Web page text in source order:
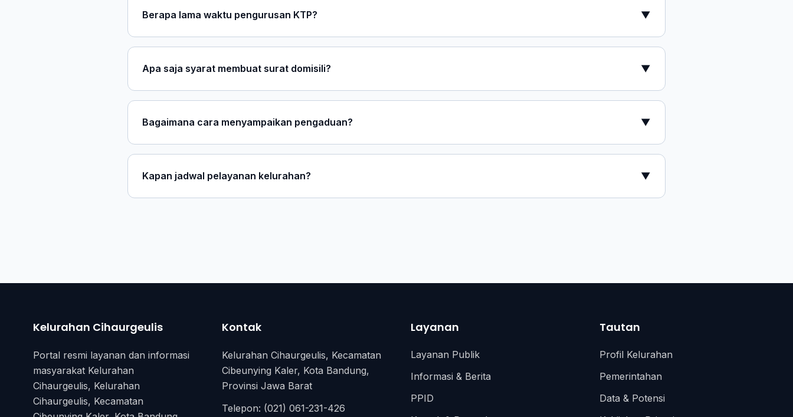
Berapa lama waktu pengurusan KTP? ▼
Apa saja syarat membuat surat domisili? ▼
Bagaimana cara menyampaikan pengaduan? ▼
Kapan jadwal pelayanan kelurahan? ▼
Kelurahan Cihaurgeulis
Portal resmi layanan dan informasi
masyarakat Kelurahan
Cihaurgeulis, Kelurahan
Cihaurgeulis, Kecamatan
Kontak
Kelurahan Cihaurgeulis, Kecamatan
Cibeunying Kaler, Kota Bandung,
Provinsi Jawa Barat
Telepon: (021) 061-231-426
Layanan
Layanan Publik
Informasi & Berita
PPID
Tautan
Profil Kelurahan
Pemerintahan
Data & Potensi